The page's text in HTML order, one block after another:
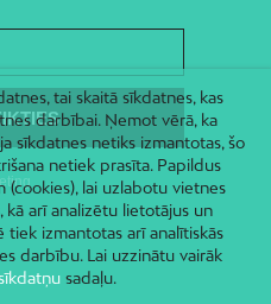
tai skaitā sīkdatnes, kas
darbībai. Ņemot vērā, ka
sīkdatnes netiks izmantotas, šo
netiek prasīta. Papildus
(cookies), lai uzlabotu vietnes
arī analizētu lietotājus un
tiek izmantotas arī analītiskās
darbību. Lai uzzinātu vairāk
sadaļu.